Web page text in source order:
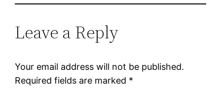
Leave a Reply
Your email address will not be published.
Required fields are marked *